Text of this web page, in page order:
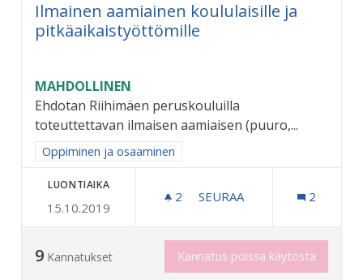
Ilmainen aamiainen koululaisille ja
pitkäaikaistyöttömille
MAHDOLLINEN
Ehdotan Riihimäen peruskouluilla
toteuttettavan ilmaisen aamiaisen (puuro,...
Rajaa tulokset aihepiirin mukaan: Oppiminen ja osaaminen
Oppiminen ja osaaminen
LUONTIAIKA
15.10.2019
2 2 SEURAAJAA
SEURAA 2
9 Kannatukset Kannatus poissa käytöstä